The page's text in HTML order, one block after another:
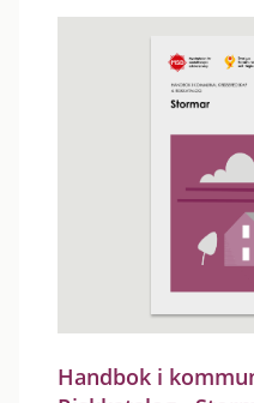
Handbok i